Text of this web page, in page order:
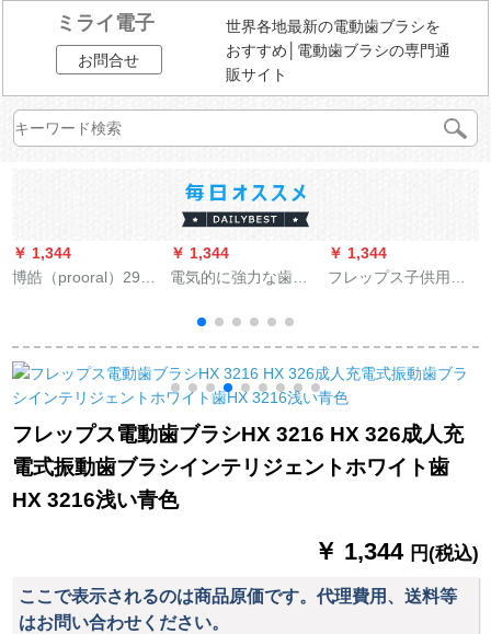
ミライ電子
お問合せ
世界各地最新の電動歯ブラシを
おすすめ│電動歯ブラシの専門通
販サイト
￥ 1,344
博皓（prooral）2921
歯ブラシに適用され
ます。
￥ 1,344
電気的に強力な歯洗
用超音波式口腔洗浄
器の矯正奇異な水歯
列クリーナー歯歯歯
歯そう石の歯歯歯歯
洗浄機の正奇型ノズ
ルです。
￥ 1,344
フレップス子供用電
のスマートブルート
ゥースプレゼントHX
6322/04ブラシヘッド
フレップス電動歯ブラシHX 3216 HX 326成人充
電式振動歯ブラシインテリジェントホワイト歯
HX 3216浅い青色
￥ 1,344 円(税込)
ここで表示されるのは商品原価です。代理費用、送料等
はお問い合わせください。